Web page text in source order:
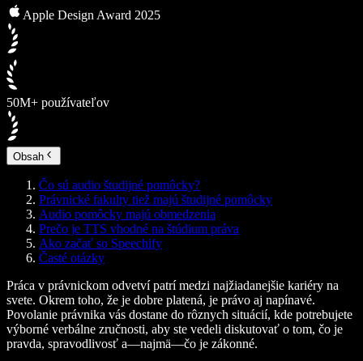
Apple Design Award 2025
50M+ používateľov
Obsah
Čo sú audio študijné pomôcky?
Právnické fakulty tiež majú študijné pomôcky
Audio pomôcky majú obmedzenia
Prečo je TTS vhodné na štúdium práva
Ako začať so Speechify
Časté otázky
Práca v právnickom odvetví patrí medzi najžiadanejšie kariéry na
svete. Okrem toho, že je dobre platená, je právo aj napínavé.
Povolanie právnika vás dostane do rôznych situácií, kde potrebujete
výborné verbálne zručnosti, aby ste vedeli diskutovať o tom, čo je
pravda, spravodlivosť a—najmä—čo je zákonné.